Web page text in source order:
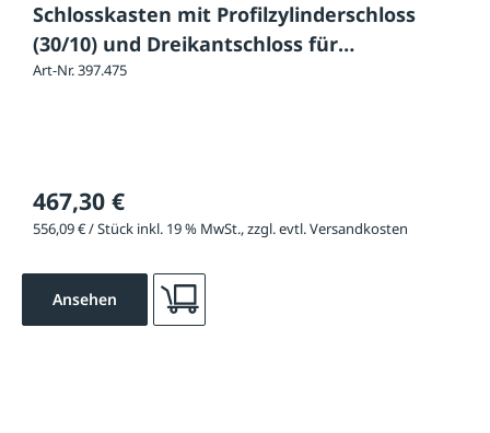
Schlosskasten mit Profilzylinderschloss
(30/10) und Dreikantschloss für
Hauptstütze
Art-Nr. 397.475
467,30 €
556,09 € / Stück inkl. 19 % MwSt., zzgl. evtl. Versandkosten
Ansehen